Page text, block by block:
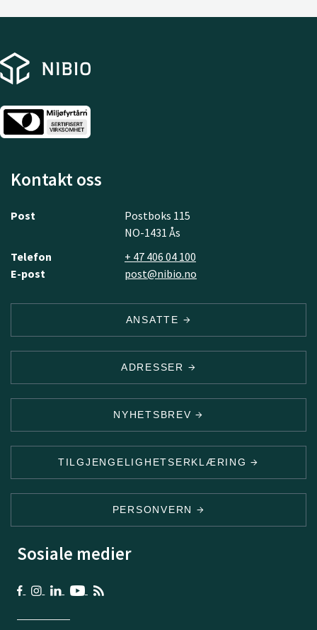
Kontakt oss
Post
Postboks 115
NO-1431 Ås
Telefon
+ 47 406 04 100
E-post
post@nibio.no
ANSATTE
ADRESSER
NYHETSBREV
TILGJENGELIGHETSERKLÆRING
PERSONVERN
Sosiale medier